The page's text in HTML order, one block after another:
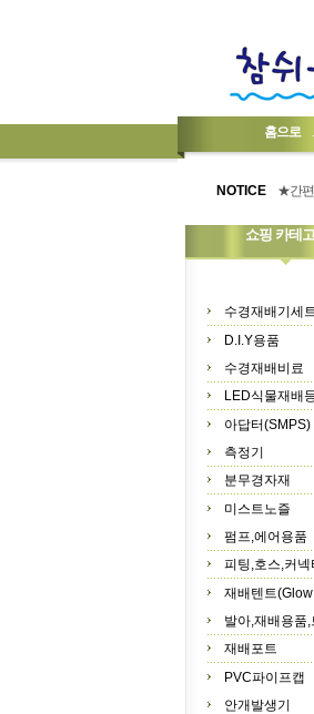
홈으로
NOTICE
★기업
★간
쇼핑 카테
수경재배기세
D.I.Y용품
수경재배비료
LED식물재배
아답터(SMPS)
측정기
분무경자재
미스트노즐
펌프,에어용품
피팅,호스,커넥
재배텐트
발아,재배용품,
재배포트
PVC파이프캡
안개발생기